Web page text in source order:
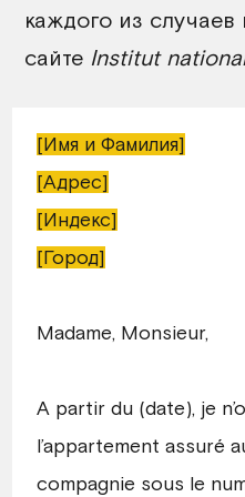
каждого из
сайте Institut
[Имя и Фамилия]
[Адрес]
[Индекс]
[Город]
Madame, Monsieur,
A partir du (date), je
l’appartement assuré
compagnie sous le